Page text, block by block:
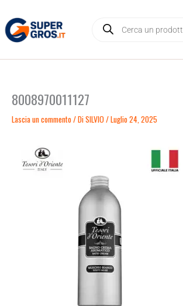
contenuto
search
8008970011127
Lascia un commento/ DiSILVIO/Luglio 24, 2025